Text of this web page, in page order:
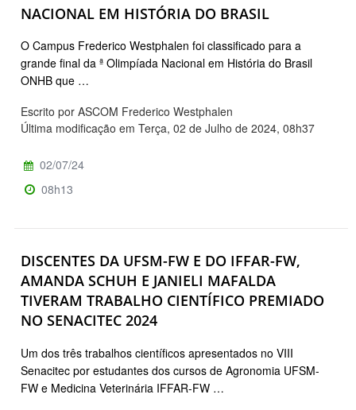
NACIONAL EM HISTÓRIA DO BRASIL
O Campus Frederico Westphalen foi classificado para a
grande final da ª Olimpíada Nacional em História do Brasil
ONHB que …
Escrito por ASCOM Frederico Westphalen
Última modificação em Terça, 02 de Julho de 2024, 08h37
02/07/24
08h13
DISCENTES DA UFSM-FW E DO IFFAR-FW,
AMANDA SCHUH E JANIELI MAFALDA
TIVERAM TRABALHO CIENTÍFICO PREMIADO
NO SENACITEC 2024
Um dos três trabalhos científicos apresentados no VIII
Senacitec por estudantes dos cursos de Agronomia UFSM-
FW e Medicina Veterinária IFFAR-FW …